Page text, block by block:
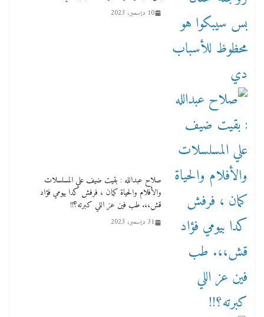
10 ديسمبر، 2023
صلاح عبدالله : بقيت ضيف علي المسلسلات
والأفلام والحياة كمان ، فرفش كدا بيومي فؤاد
قش،،. طب فين عز اللي كبرته؟!!
31 ديسمبر، 2023